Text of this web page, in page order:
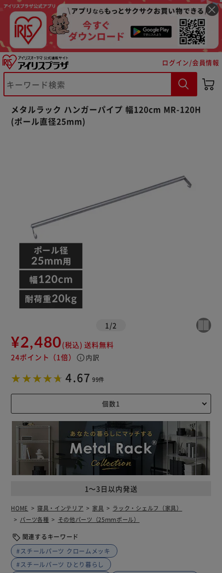
ログイン/会員情報
メタルラック ハンガーパイプ 幅120cm MR-120H
(ポール直径25mm)
1 /2
¥2,480(税込) 送料無料
24ポイント （1倍） info 内訳
4.67 99件
1～3日以内発送
HOME 寝具・インテリア 家具
ラック・シェルフ（家具）
パーツ各種
その他パーツ（25ｍｍポール）
関連するキーワード
#スチールパーツ クロームメッキ
#スチールパーツ ひとり暮らし
※ご確認ください